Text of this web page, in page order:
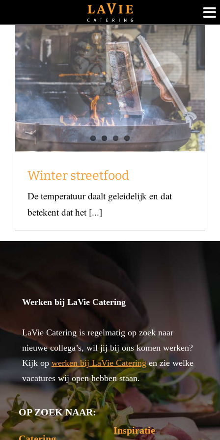
inhoud
Winter streetfood
Foodblog
Winter streetfood
De temperatuur daalt geleidelijk en dat
betekent dat het [...]
Werken bij LaVie Catering
LaVie Catering is regelmatig op zoek naar
nieuwe collega’s, wil jij bij ons komen werken?
Kijk op werken bij LaVie Cateringen zie welke
vacatures wij open hebben staan.
OP ZOEK NAAR:
Inspiratie